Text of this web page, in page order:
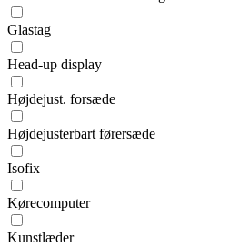
Glastag
Head-up display
Højdejust. forsæde
Højdejusterbart førersæde
Isofix
Kørecomputer
Kunstlæder